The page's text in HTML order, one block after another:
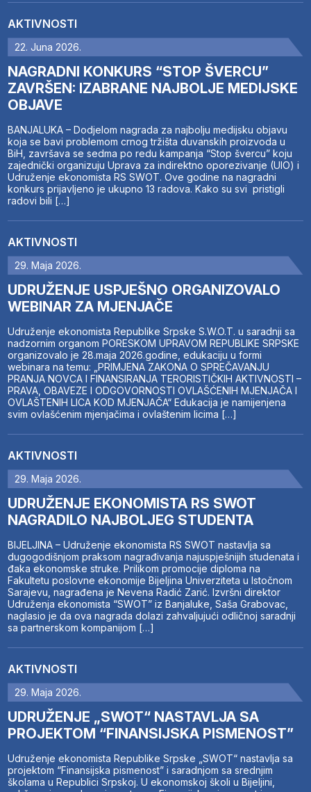
AKTIVNOSTI
22. Juna 2026.
NAGRADNI KONKURS “STOP ŠVERCU”
ZAVRŠEN: IZABRANE NAJBOLJE MEDIJSKE
OBJAVE
BANJALUKA – Dodjelom nagrada za najbolju medijsku objavu
koja se bavi problemom crnog tržišta duvanskih proizvoda u
BiH, završava se sedma po redu kampanja “Stop švercu” koju
zajednički organizuju Uprava za indirektno oporezivanje (UIO) i
Udruženje ekonomista RS SWOT. Ove godine na nagradni
konkurs prijavljeno je ukupno 13 radova. Kako su svi pristigli
radovi bili […]
AKTIVNOSTI
29. Maja 2026.
UDRUŽENJE USPJEŠNO ORGANIZOVALO
WEBINAR ZA MJENJAČE
Udruženje ekonomista Republike Srpske S.W.O.T. u saradnji sa
nadzornim organom PORESKOM UPRAVOM REPUBLIKE SRPSKE
organizovalo je 28.maja 2026.godine, edukaciju u formi
webinara na temu: „PRIMJENA ZAKONA O SPREČAVANJU
PRANJA NOVCA I FINANSIRANJA TERORISTIČKIH AKTIVNOSTI –
PRAVA, OBAVEZE I ODGOVORNOSTI OVLAŠĆENIH MJENJAČA I
OVLAŠTENIH LICA KOD MJENJAČA“ Edukacija je namijenjena
svim ovlašćenim mjenjačima i ovlaštenim licima […]
AKTIVNOSTI
29. Maja 2026.
UDRUŽENJE EKONOMISTA RS SWOT
NAGRADILO NAJBOLJEG STUDENTA
BIJELJINA – Udruženje ekonomista RS SWOT nastavlja sa
dugogodišnjom praksom nagrađivanja najuspješnijih studenata i
đaka ekonomske struke. Prilikom promocije diploma na
Fakultetu poslovne ekonomije Bijeljina Univerziteta u Istočnom
Sarajevu, nagrađena je Nevena Radić Zarić. Izvršni direktor
Udruženja ekonomista “SWOT” iz Banjaluke, Saša Grabovac,
naglasio je da ova nagrada dolazi zahvaljujući odličnoj saradnji
sa partnerskom kompanijom […]
AKTIVNOSTI
29. Maja 2026.
UDRUŽENJE „SWOT“ NASTAVLJA SA
PROJEKTOM “FINANSIJSKA PISMENOST”
Udruženje ekonomista Republike Srpske „SWOT“ nastavlja sa
projektom “Finansijska pismenost” i saradnjom sa srednjim
školama u Republici Srpskoj. U ekonomskoj školi u Bijeljini,